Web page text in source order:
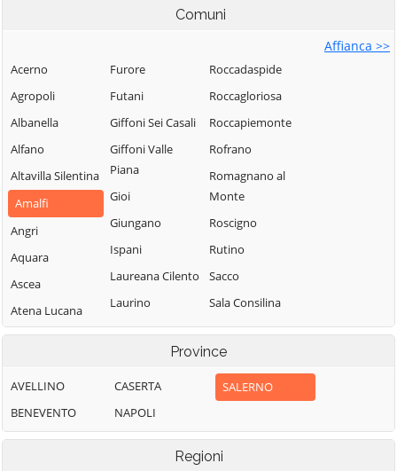
Comuni
Affianca >>
Acerno
Agropoli
Albanella
Alfano
Altavilla Silentina
Amalfi
Angri
Aquara
Ascea
Atena Lucana
Atrani
Baronissi
Battipaglia
Bellizzi
Furore
Futani
Giffoni Sei Casali
Giffoni Valle
Piana
Gioi
Giungano
Ispani
Laureana Cilento
Laurino
Laurito
Lustra
Magliano Vetere
Maiori
Mercato San
Roccadaspide
Roccagloriosa
Roccapiemonte
Rofrano
Romagnano al
Monte
Roscigno
Rutino
Sacco
Sala Consilina
Salento
Salerno
Salvitelle
Picentino
San Giovanni a
Province
AVELLINO
BENEVENTO
CASERTA
NAPOLI
SALERNO
Regioni